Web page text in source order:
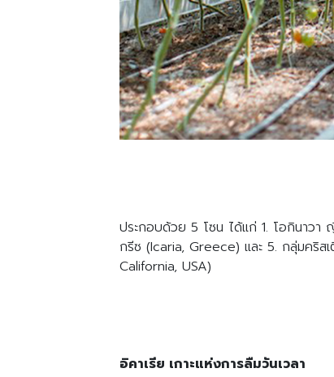
ประกอบด้วย 5 โซน ได้แก่ 1. โอกินาวา
กรีซ (Icaria, Greece) และ 5. กลุ่มคริส
California, USA)
อิคาเรีย เกาะแห่งการลืมวันเวลา